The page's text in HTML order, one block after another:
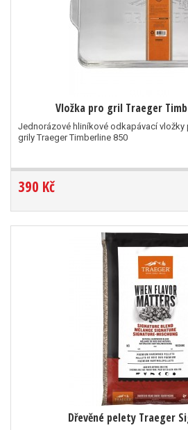
Vložka pro gril Traeger
Jednorázové hliníkové odkapávací vložky
grily Traeger Timberline 850
390 Kč
Dřevěné pelety Traeger